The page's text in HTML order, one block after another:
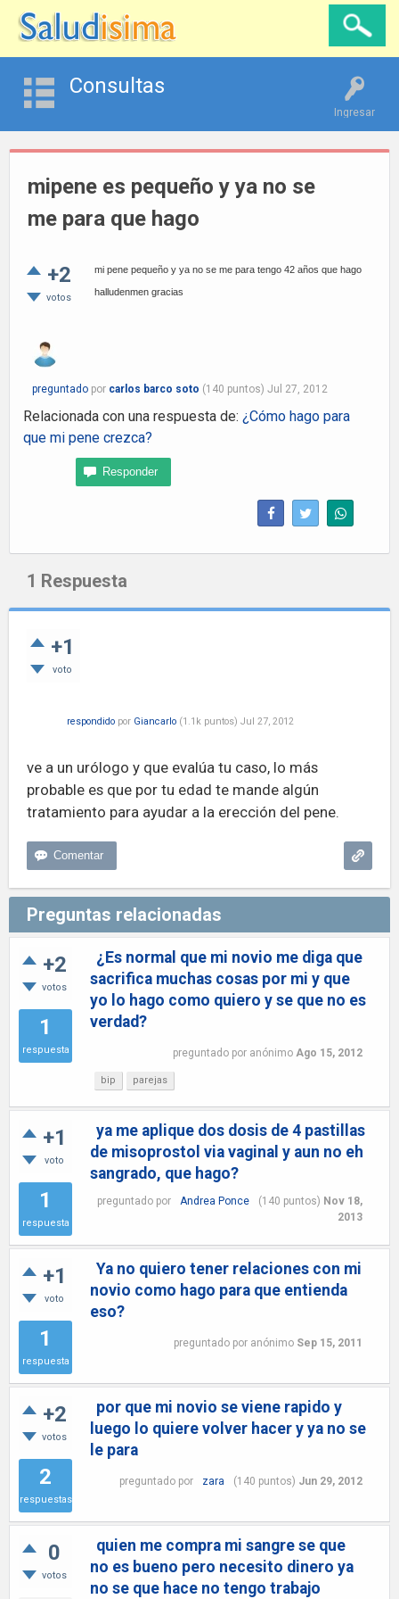
Ingresar
Consultas
mipene es pequeño y ya no se
me para que hago
+2
votos
mi pene pequeño y ya no se me para tengo 42 años que hago
halludenmen gracias
preguntado por carlos barco soto (140 puntos) Jul 27, 2012
Relacionada con una respuesta de: ¿Cómo hago para
que mi pene crezca?
1 Respuesta
+1
voto
respondido por Giancarlo (1.1k puntos) Jul 27, 2012
ve a un urólogo y que evalúa tu caso, lo más
probable es que por tu edad te mande algún
tratamiento para ayudar a la erección del pene.
Preguntas relacionadas
+2
votos
1
respuesta
¿Es normal que mi novio me diga que
sacrifica muchas cosas por mi y que
yo lo hago como quiero y se que no es
verdad?
preguntado por anónimo Ago 15, 2012
bip parejas
+1
voto
1
respuesta
ya me aplique dos dosis de 4 pastillas
de misoprostol via vaginal y aun no eh
sangrado, que hago?
preguntado por Andrea Ponce (140 puntos) Nov 18,
2013
+1
voto
1
respuesta
Ya no quiero tener relaciones con mi
novio como hago para que entienda
eso?
preguntado por anónimo Sep 15, 2011
+2
votos
2
respuestas
por que mi novio se viene rapido y
luego lo quiere volver hacer y ya no se
le para
preguntado por zara (140 puntos) Jun 29, 2012
0
votos
quien me compra mi sangre se que
no es bueno pero necesito dinero ya
no se que hace no tengo trabajo